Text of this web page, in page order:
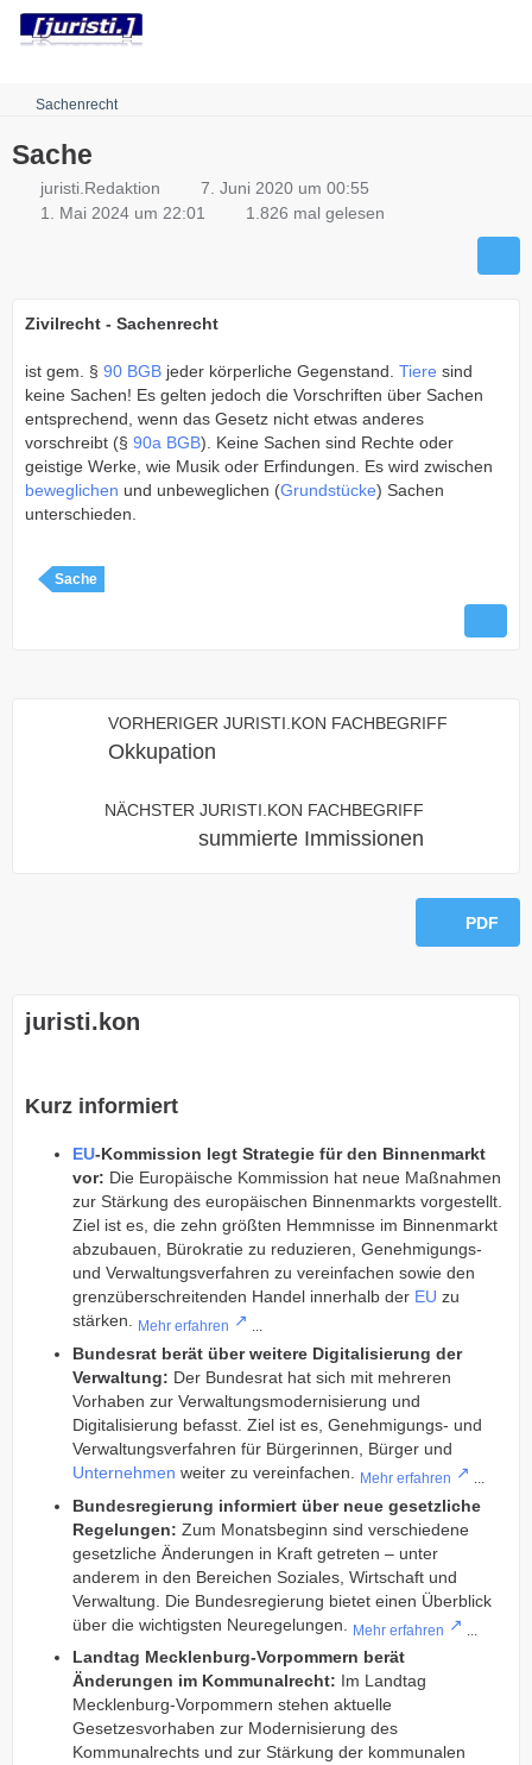
Robots.txt
Sachenrecht
Sache
juristi.Redaktion
7. Juni 2020 um 00:55
1. Mai 2024 um 22:01
1.826 mal gelesen
Zivilrecht - Sachenrecht
ist gem. § 90 BGB jeder körperliche Gegenstand. Tiere sind
keine Sachen! Es gelten jedoch die Vorschriften über Sachen
entsprechend, wenn das Gesetz nicht etwas anderes
vorschreibt (§ 90a BGB). Keine Sachen sind Rechte oder
geistige Werke, wie Musik oder Erfindungen. Es wird zwischen
beweglichen und unbeweglichen (Grundstücke) Sachen
unterschieden.
Sache
VORHERIGER JURISTI.KON FACHBEGRIFF
Okkupation
NÄCHSTER JURISTI.KON FACHBEGRIFF
summierte Immissionen
PDF
juristi.kon
Kurz informiert
EU-Kommission legt Strategie für den Binnenmarkt
vor: Die Europäische Kommission hat neue Maßnahmen
zur Stärkung des europäischen Binnenmarkts vorgestellt.
Ziel ist es, die zehn größten Hemmnisse im Binnenmarkt
abzubauen, Bürokratie zu reduzieren, Genehmigungs-
und Verwaltungsverfahren zu vereinfachen sowie den
grenzüberschreitenden Handel innerhalb der EU zu
stärken.
Mehr erfahren
Bundesrat berät über weitere Digitalisierung der
Verwaltung: Der Bundesrat hat sich mit mehreren
Vorhaben zur Verwaltungsmodernisierung und
Digitalisierung befasst. Ziel ist es, Genehmigungs- und
Verwaltungsverfahren für Bürgerinnen, Bürger und
Unternehmen weiter zu vereinfachen. Mehr erfahren
Bundesregierung informiert über neue gesetzliche
Regelungen: Zum Monatsbeginn sind verschiedene
gesetzliche Änderungen in Kraft getreten – unter
anderem in den Bereichen Soziales, Wirtschaft und
Verwaltung. Die Bundesregierung bietet einen Überblick
über die wichtigsten Neuregelungen.
Mehr erfahren
Landtag Mecklenburg-Vorpommern berät
Änderungen im Kommunalrecht: Im Landtag
Mecklenburg-Vorpommern stehen aktuelle
Gesetzesvorhaben zur Modernisierung des
Kommunalrechts und zur Stärkung der kommunalen